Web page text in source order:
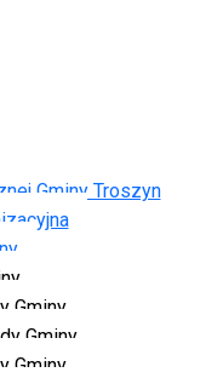
Gminy Troszyn
Gminy
Gminy
Gminy